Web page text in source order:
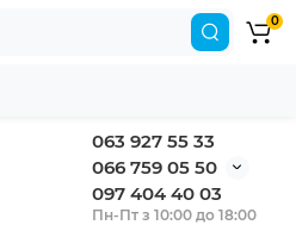
063 927 55 33
066 759 05 50
097 404 40 03
Пн-Пт з 10:00 до 18:00
0